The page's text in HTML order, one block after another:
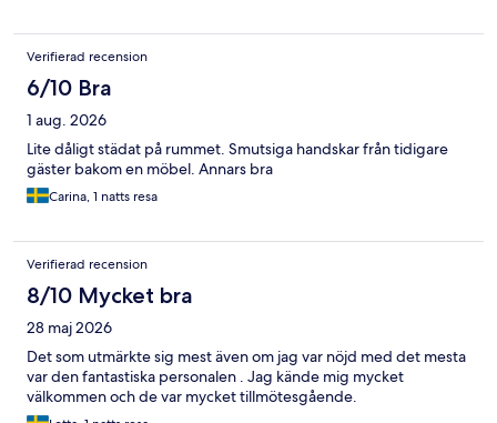
Verifierad recension
6/10 Bra
1 aug. 2026
Lite dåligt städat på rummet. Smutsiga handskar från tidigare
gäster bakom en möbel. Annars bra
Carina, 1 natts resa
Verifierad recension
8/10 Mycket bra
28 maj 2026
Det som utmärkte sig mest även om jag var nöjd med det mesta
var den fantastiska personalen . Jag kände mig mycket
välkommen och de var mycket tillmötesgående.